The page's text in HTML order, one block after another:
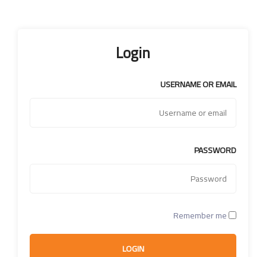
Login
USERNAME OR EMAIL
PASSWORD
LOGIN